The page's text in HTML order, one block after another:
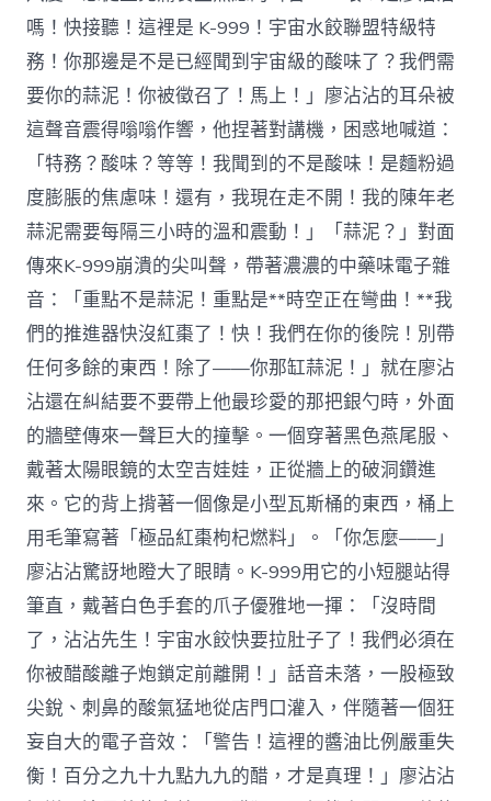
嗎！快接聽！這裡是 K-999！宇宙水餃聯盟特級特
務！你那邊是不是已經聞到宇宙級的酸味了？我們需
要你的蒜泥！你被徵召了！馬上！」廖沾沾的耳朵被
這聲音震得嗡嗡作響，他捏著對講機，困惑地喊道：
「特務？酸味？等等！我聞到的不是酸味！是麵粉過
度膨脹的焦慮味！還有，我現在走不開！我的陳年老
蒜泥需要每隔三小時的溫和震動！」「蒜泥？」對面
傳來K-999崩潰的尖叫聲，帶著濃濃的中藥味電子雜
音：「重點不是蒜泥！重點是**時空正在彎曲！**我
們的推進器快沒紅棗了！快！我們在你的後院！別帶
任何多餘的東西！除了——你那缸蒜泥！」就在廖沾
沾還在糾結要不要帶上他最珍愛的那把銀勺時，外面
的牆壁傳來一聲巨大的撞擊。一個穿著黑色燕尾服、
戴著太陽眼鏡的太空吉娃娃，正從牆上的破洞鑽進
來。它的背上揹著一個像是小型瓦斯桶的東西，桶上
用毛筆寫著「極品紅棗枸杞燃料」。「你怎麼——」
廖沾沾驚訝地瞪大了眼睛。K-999用它的小短腿站得
筆直，戴著白色手套的爪子優雅地一揮：「沒時間
了，沾沾先生！宇宙水餃快要拉肚子了！我們必須在
你被醋酸離子炮鎖定前離開！」話音未落，一股極致
尖銳、刺鼻的酸氣猛地從店門口灌入，伴隨著一個狂
妄自大的電子音效：「警告！這裡的醬油比例嚴重失
衡！百分之九十九點九九的醋，才是真理！」廖沾沾